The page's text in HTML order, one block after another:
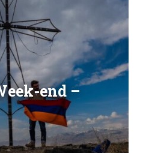
end –